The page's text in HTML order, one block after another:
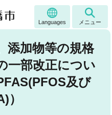
Languages メニュー
添加物等の規格
一部改正につい
及び
）